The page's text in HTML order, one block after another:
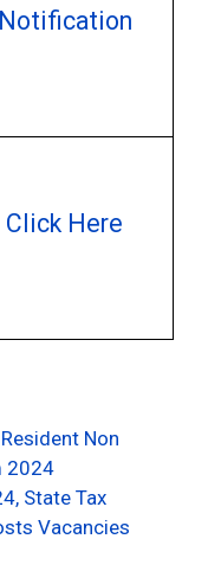
Notification
Click Here
Non
2024
State Tax
Vacancies